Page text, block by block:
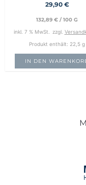
29,90 €
132,89 € / 100 G
inkl. 7 % MwSt. zzgl.
Produkt enthält: 22,5 g
IN DEN